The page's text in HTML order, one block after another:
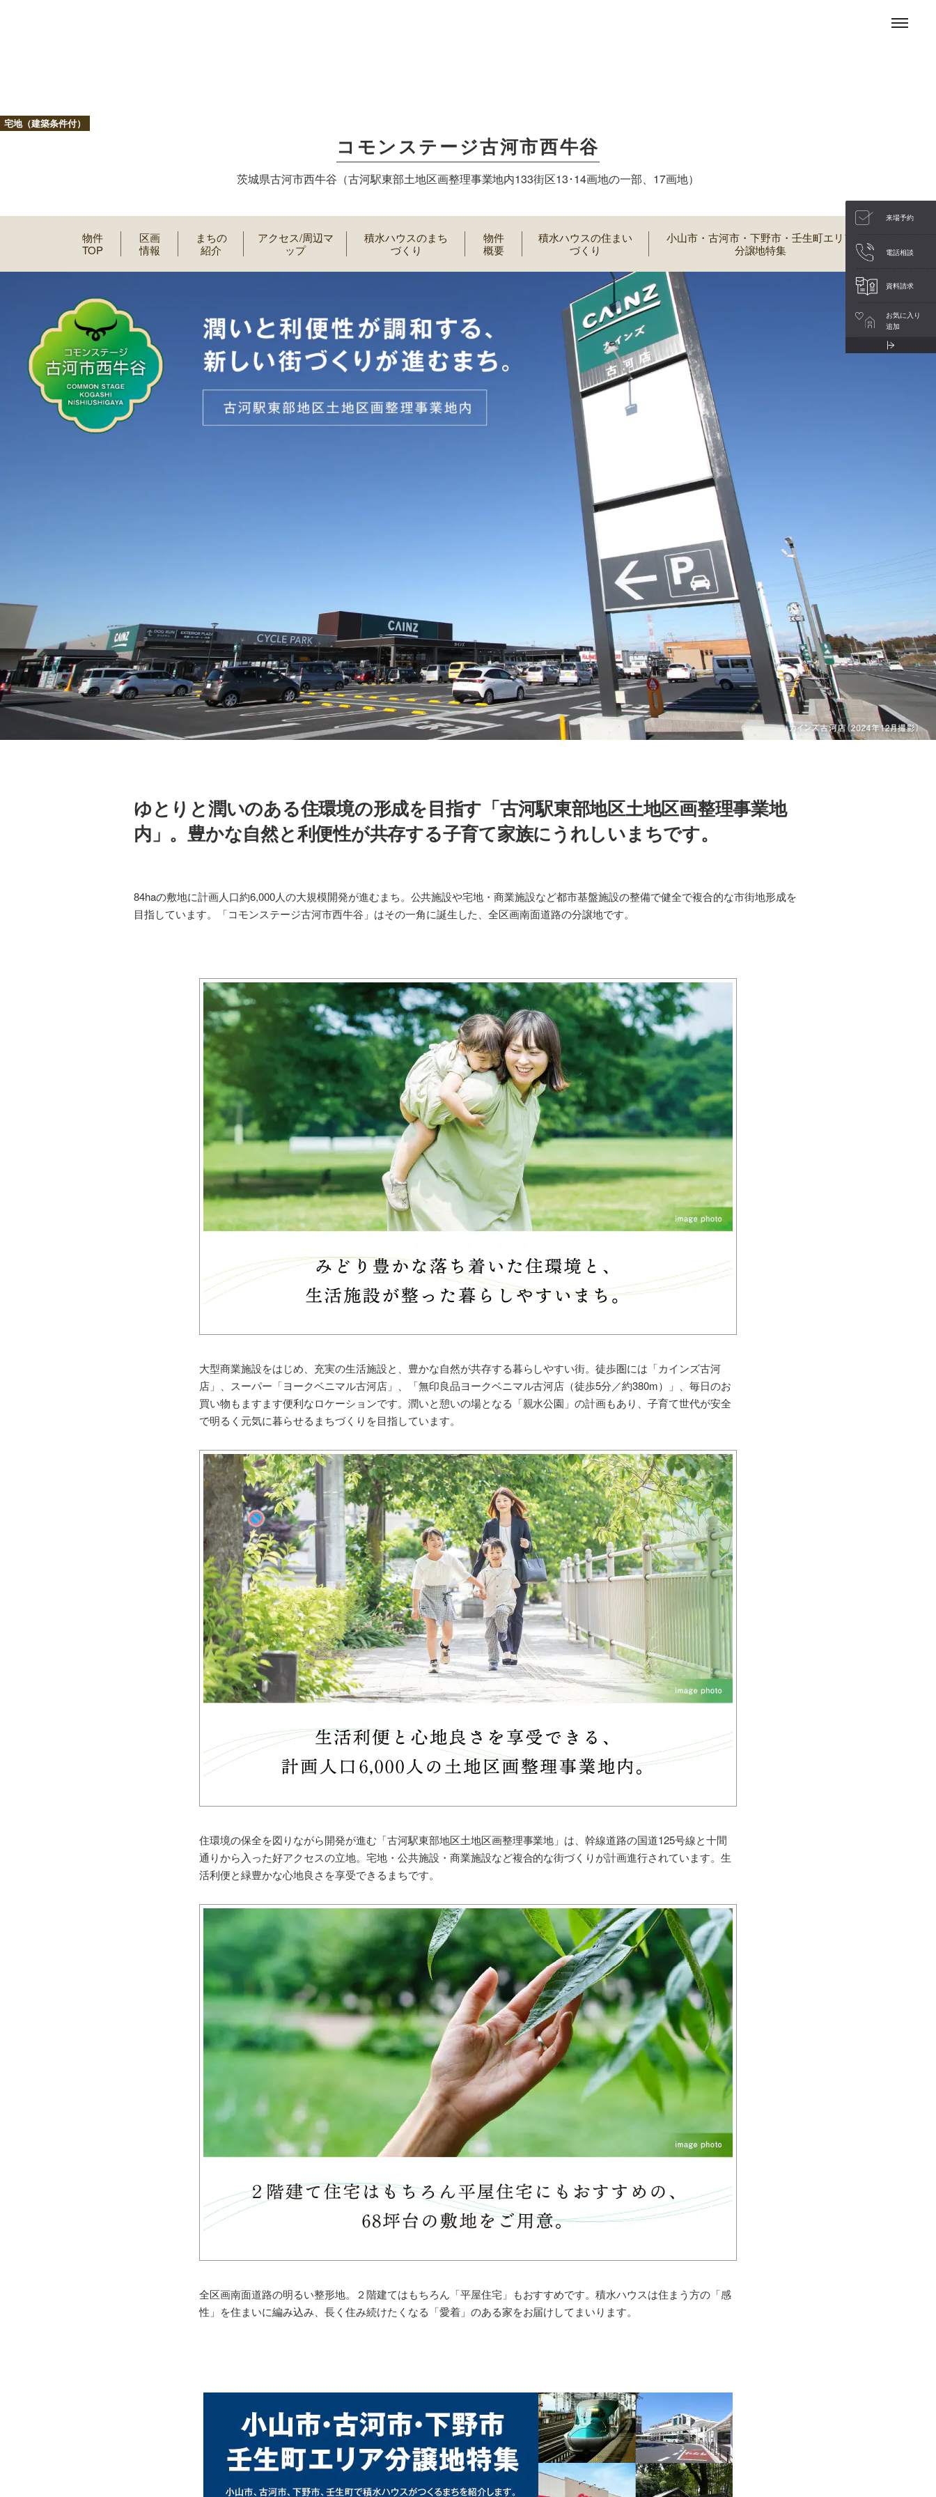
宅地（建築条件付）
コモンステージ古河市西牛谷
茨城県古河市西牛谷（古河駅東部土地区画整理事業地内133街区13･14画地の一部、17画地）
物件
TOP
区画
情報
まちの
紹介
アクセス/周辺マ
ップ
積水ハウスのまち
づくり
物件
概要
積水ハウスの住まい
づくり
小山市・古河市・下野市・壬生町エリア
分譲地特集
ゆとりと潤いのある住環境の形成を目指す「古河駅東部地区土地区画整理事業地
内」。豊かな自然と利便性が共存する子育て家族にうれしいまちです。
84haの敷地に計画人口約6,000人の大規模開発が進むまち。公共施設や宅地・商業施設など都市基盤施設の整備で健全で複合的な市街地形成を
目指しています。「コモンステージ古河市西牛谷」はその一角に誕生した、全区画南面道路の分譲地です。
大型商業施設をはじめ、充実の生活施設と、豊かな自然が共存する暮らしやすい街。徒歩圏には「カインズ古河
店」、スーパー「ヨークベニマル古河店」、「無印良品ヨークベニマル古河店（徒歩5分／約380m）」、毎日のお
買い物もますます便利なロケーションです。潤いと憩いの場となる「親水公園」の計画もあり、子育て世代が安全
で明るく元気に暮らせるまちづくりを目指しています。
住環境の保全を図りながら開発が進む「古河駅東部地区土地区画整理事業地」は、幹線道路の国道125号線と十間
通りから入った好アクセスの立地。宅地・公共施設・商業施設など複合的な街づくりが計画進行されています。生
活利便と緑豊かな心地良さを享受できるまちです。
全区画南面道路の明るい整形地。２階建てはもちろん「平屋住宅」もおすすめです。積水ハウスは住まう方の「感
性」を住まいに編み込み、長く住み続けたくなる「愛着」のある家をお届けしてまいります。
来場予約
電話相談
資料請求
お気に入り
追加